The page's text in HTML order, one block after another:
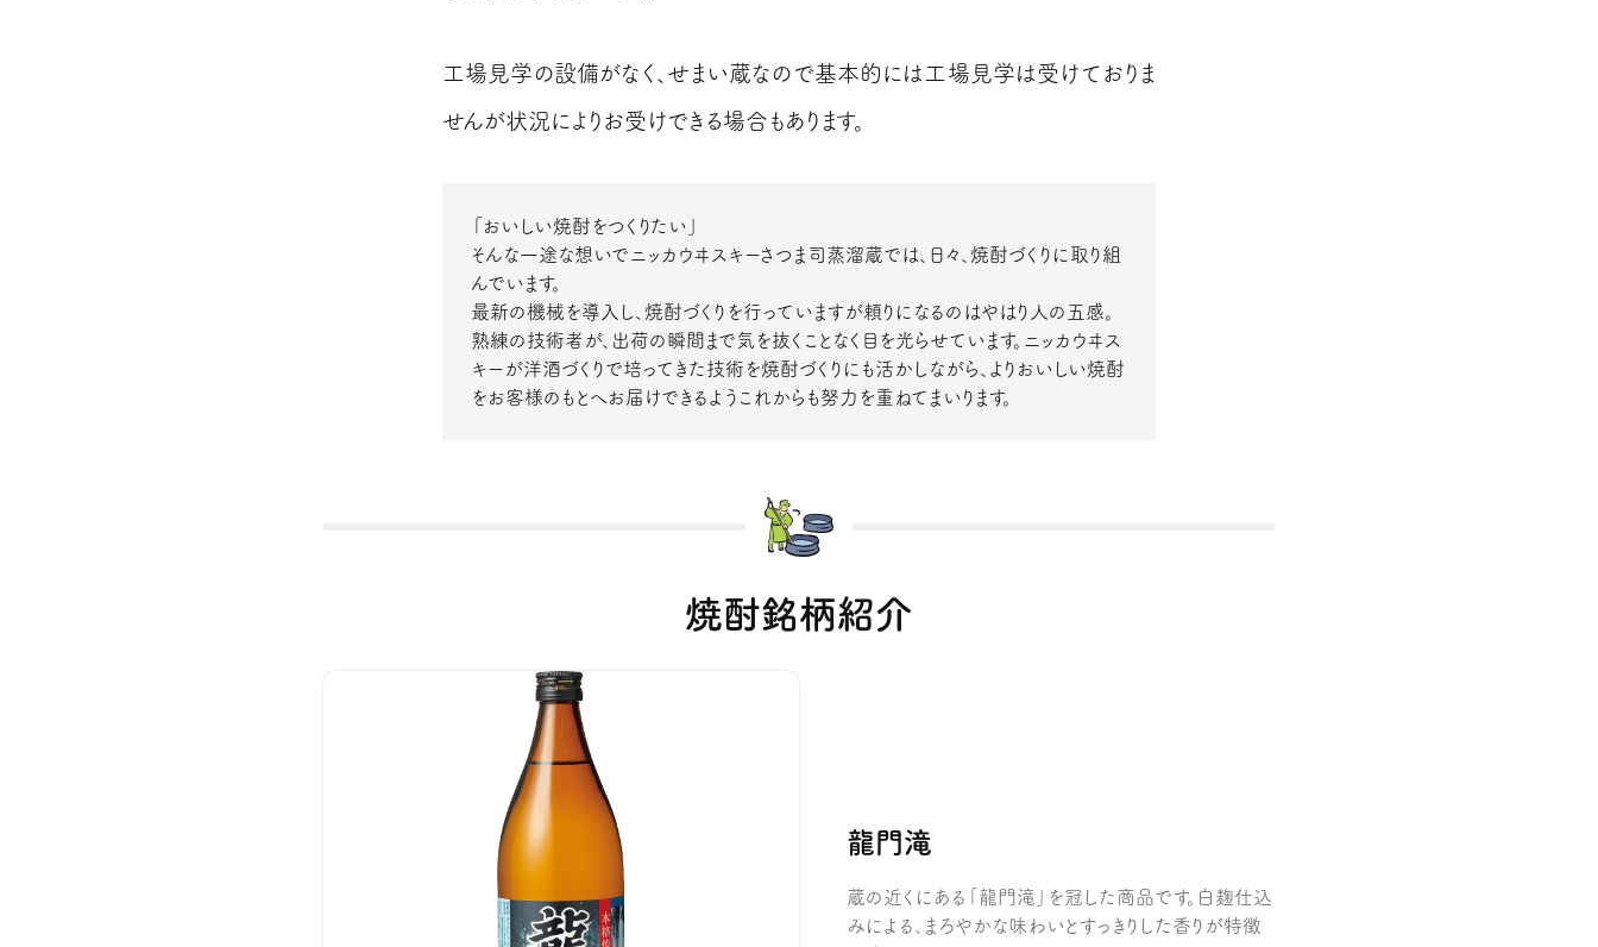
工場見学の設備がなく、せまい蔵なので基本的には工場見学は受けておりま
せんが状況によりお受けできる場合もあります。
「おいしい焼酎をつくりたい」
そんな一途な想いでニッカウヰスキーさつま司蒸溜蔵では、日々、焼酎づくりに取り組
んでいます。
最新の機械を導入し、焼酎づくりを行っていますが頼りになるのはやはり人の五感。
熟練の技術者が、出荷の瞬間まで気を抜くことなく目を光らせています。ニッカウヰス
キーが洋酒づくりで培ってきた技術を焼酎づくりにも活かしながら、よりおいしい焼酎
をお客様のもとへお届けできるようこれからも努力を重ねてまいります。
焼酎銘柄紹介
龍門滝
蔵の近くにある「龍門滝」を冠した商品です。白麹仕込
みによる、まろやかな味わいとすっきりした香りが特徴